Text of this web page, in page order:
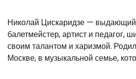
Николай Цискаридзе —
балетмейстер, артист и педагог,
своим талантом и харизмой.
Москве, в музыкальной семье,